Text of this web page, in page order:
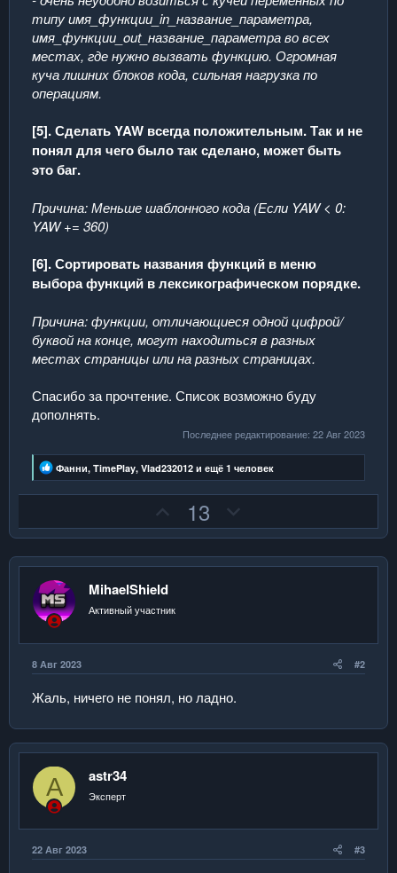
типу имя_функции_in_название_параметра,
имя_функции_out_название_параметра во всех
местах, где нужно вызвать функцию. Огромная
куча лишних блоков кода, сильная нагрузка по
операциям.
[5]. Сделать YAW всегда положительным. Так и не
понял для чего было так сделано, может быть
это баг.
Причина: Меньше шаблонного кода (Если YAW < 0:
YAW += 360)
[6]. Сортировать названия функций в меню
выбора функций в лексикографическом порядке.
Причина: функции, отличающиеся одной цифрой/
буквой на конце, могут находиться в разных
местах страницы или на разных страницах.
Спасибо за прочтение. Список возможно буду
дополнять.
Последнее редактирование: 22 Авг 2023
Р
е
а
и
:
Фанни, TimePlay, Vlad232012 и ещё 1 человек
П
о
з
и
и
в
ы
й
г
о
13
е
г
а
в
ы
г
о
MihaelShield
Активный участник
8 Авг 2023 #2
Жаль, ничего не понял, но ладно.
A astr34
Эксперт
22 Авг 2023 #3